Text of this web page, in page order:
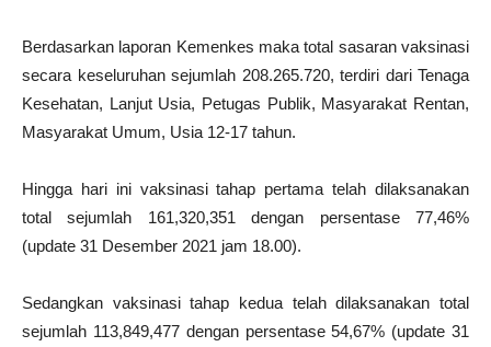
Berdasarkan laporan Kemenkes maka total sasaran vaksinasi
secara keseluruhan sejumlah 208.265.720, terdiri dari Tenaga
Kesehatan, Lanjut Usia, Petugas Publik, Masyarakat Rentan,
Masyarakat Umum, Usia 12-17 tahun.
Hingga hari ini vaksinasi tahap pertama telah dilaksanakan
total sejumlah 161,320,351 dengan persentase 77,46%
(update 31 Desember 2021 jam 18.00).
Sedangkan vaksinasi tahap kedua telah dilaksanakan total
sejumlah 113,849,477 dengan persentase 54,67% (update 31